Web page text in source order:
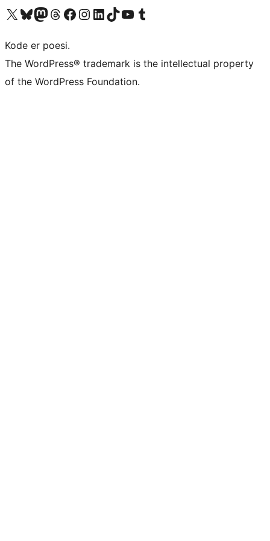
Besøg vores X (tidligere Twitter) konto
Besøg vores Bluesky-konto
Besøg vores Mastodon konto
Besøg vores Threads-konto
Besøg vores Facebook sideBesøg vores Instagram konto
Besøg vores LinkedIn konto
Besøg vores TikTok-konto
Besøg vores YouTube-kanalBesøg vores Tumblr-konto
Kode er poesi.
The WordPress® trademark is the intellectual property
of the WordPress Foundation.